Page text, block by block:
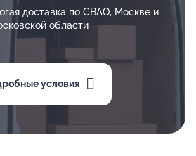
доставка по СВАО, Москве и
области
условия